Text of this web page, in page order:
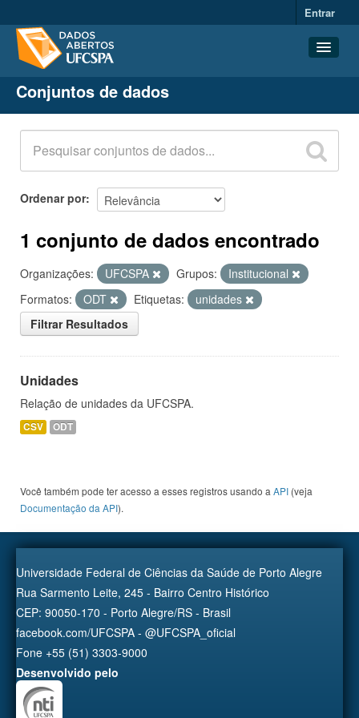
Entrar
Conjuntos de dados
Organizações
Grupos
Sobre
Conjuntos de dados
Ordenar por
1 conjunto de dados encontrado
Organizações: UFCSPA Grupos:
Institucional
Formatos:
ODT Etiquetas:
unidades
Filtrar Resultados
Unidades
Relação de unidades da UFCSPA.
CSV ODT
Você também pode ter acesso a esses registros usando a API (veja
Documentação da API).
Universidade Federal de Ciências da Saúde de Porto Alegre
Rua Sarmento Leite, 245 - Bairro Centro Histórico
CEP: 90050-170 - Porto Alegre/RS - Brasil
facebook.com/UFCSPA - @UFCSPA_oficial
Fone +55 (51) 3303-9000
Desenvolvido pelo